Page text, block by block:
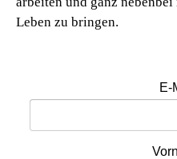
Leben zu bringen.
E-